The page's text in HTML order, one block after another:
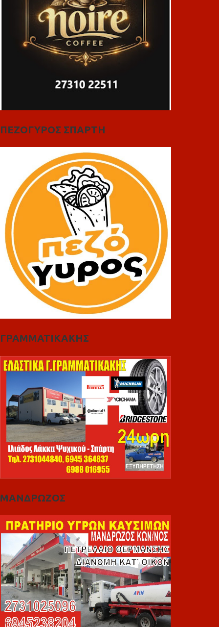
ΠΕΖΟΓΥΡΟΣ ΣΠΑΡΤΗ
ΓΡΑΜΜΑΤΙΚΑΚΗΣ
ΜΑΝΔΡΩΖΟΣ